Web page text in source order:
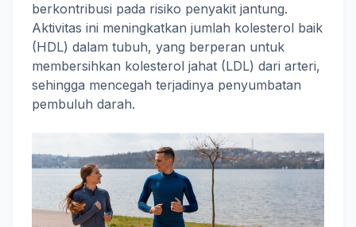
berkontribusi pada risiko penyakit jantung.
Aktivitas ini meningkatkan jumlah kolesterol baik
(HDL) dalam tubuh, yang berperan untuk
membersihkan kolesterol jahat (LDL) dari arteri,
sehingga mencegah terjadinya penyumbatan
pembuluh darah.